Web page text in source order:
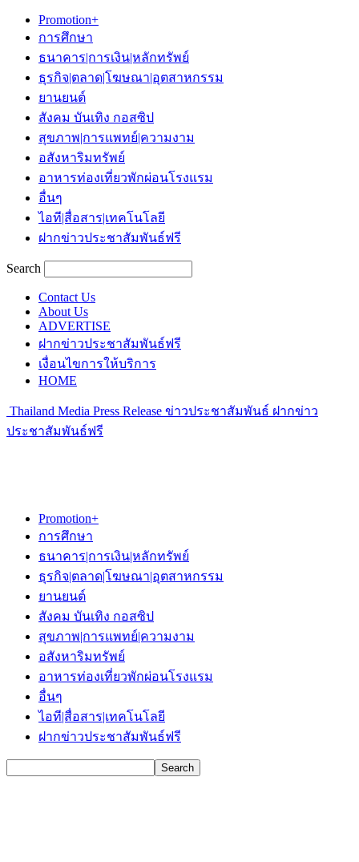
Promotion+
การศึกษา
ธนาคาร|การเงิน|หลักทรัพย์
ธุรกิจ|ตลาด|โฆษณา|อุตสาหกรรม
ยานยนต์
สังคม บันเทิง กอสซิป
สุขภาพ|การแพทย์|ความงาม
อสังหาริมทรัพย์
อาหารท่องเที่ยวพักผ่อนโรงแรม
อื่นๆ
ไอที|สื่อสาร|เทคโนโลยี
ฝากข่าวประชาสัมพันธ์ฟรี
Search
Contact Us
About Us
ADVERTISE
ฝากข่าวประชาสัมพันธ์ฟรี
เงื่อนไขการให้บริการ
HOME
Thailand Media Press Release ข่าวประชาสัมพันธ์ ฝากข่าว
ประชาสัมพันธ์ฟรี
Promotion+
การศึกษา
ธนาคาร|การเงิน|หลักทรัพย์
ธุรกิจ|ตลาด|โฆษณา|อุตสาหกรรม
ยานยนต์
สังคม บันเทิง กอสซิป
สุขภาพ|การแพทย์|ความงาม
อสังหาริมทรัพย์
อาหารท่องเที่ยวพักผ่อนโรงแรม
อื่นๆ
ไอที|สื่อสาร|เทคโนโลยี
ฝากข่าวประชาสัมพันธ์ฟรี